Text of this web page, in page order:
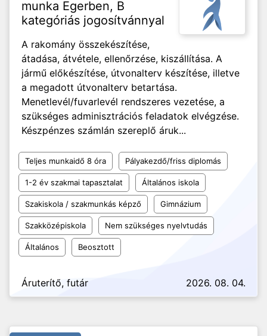
munka Egerben, B
kategóriás jogosítvánnyal
A rakomány összekészítése,
átadása, átvétele, ellenőrzése, kiszállítása. A
jármű előkészítése, útvonalterv készítése, illetve
a megadott útvonalterv betartása.
Menetlevél/fuvarlevél rendszeres vezetése, a
szükséges adminisztrációs feladatok elvégzése.
Készpénzes számlán szereplő áruk...
Teljes munkaidő 8 óra Pályakezdő/friss diplomás
1-2 év szakmai tapasztalat Általános iskola
Szakiskola / szakmunkás képző Gimnázium
Szakközépiskola Nem szükséges nyelvtudás
Általános Beosztott
Áruterítő, futár 2026. 08. 04.